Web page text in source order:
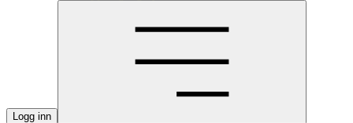
Logg inn